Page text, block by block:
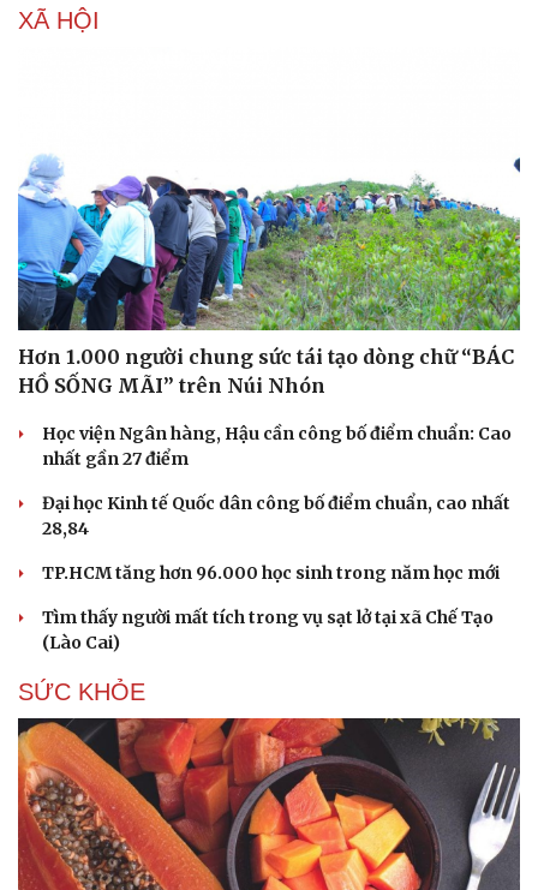
XÃ HỘI
Hơn 1.000 người chung sức tái tạo dòng chữ “BÁC
HỒ SỐNG MÃI” trên Núi Nhón
Học viện Ngân hàng, Hậu cần công bố điểm chuẩn: Cao
nhất gần 27 điểm
Đại học Kinh tế Quốc dân công bố điểm chuẩn, cao nhất
28,84
TP.HCM tăng hơn 96.000 học sinh trong năm học mới
Tìm thấy người mất tích trong vụ sạt lở tại xã Chế Tạo
(Lào Cai)
SỨC KHỎE